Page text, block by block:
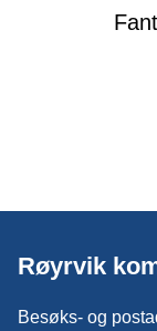
Røyrvik
Besøks- og